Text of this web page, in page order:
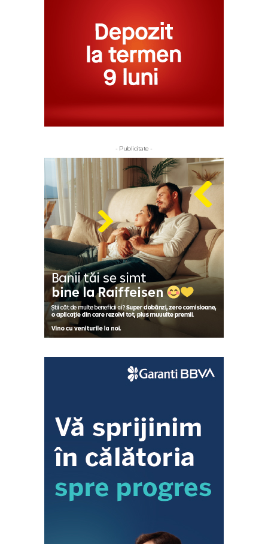
- Publicitate -